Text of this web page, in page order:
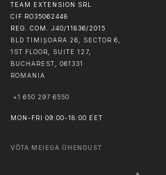
TEAM EXTENSION SRL
CIF RO35062448
REG. COM. J40/11836/2015
BLD TIMIȘOARA 26, SECTOR 6,
1ST FLOOR, SUITE 127,
BUCHAREST
061331
ROMANIA
+1 650 297 6550
MON-FRI 09:00-18:00 EET
VÕTA MEIEGA ÜHENDUST